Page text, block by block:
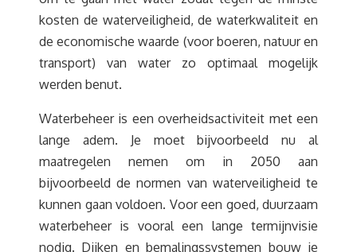
kosten de waterveiligheid, de waterkwaliteit en
de economische waarde (voor boeren, natuur en
transport) van water zo optimaal mogelijk
werden benut.
Waterbeheer is een overheidsactiviteit met een
lange adem. Je moet bijvoorbeeld nu al
maatregelen nemen om in 2050 aan
bijvoorbeeld de normen van waterveiligheid te
kunnen gaan voldoen. Voor een goed, duurzaam
waterbeheer is vooral een lange termijnvisie
nodig. Dijken en bemalingssystemen bouw je